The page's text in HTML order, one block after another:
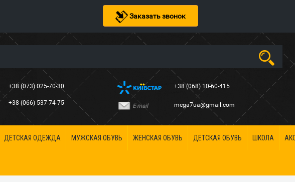
Заказать звонок
+38 (073) 025-70-30
+38 (066) 537-74-75
+38 (068) 10-60-415
E-mail mega7ua@gmail.com
ДЕТСКАЯ ОДЕЖДА МУЖСКАЯ ОБУВЬ ЖЕНСКАЯ ОБУВЬ ДЕТСКАЯ ОБУВЬ ШКОЛА